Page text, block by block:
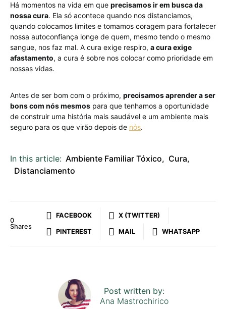
Há momentos na vida em que precisamos ir em busca da
nossa cura. Ela só acontece quando nos distanciamos,
quando colocamos limites e tomamos coragem para fortalecer
nossa autoconfiança longe de quem, mesmo tendo o mesmo
sangue, nos faz mal. A cura exige respiro, a cura exige
afastamento, a cura é sobre nos colocar como prioridade em
nossas vidas.
Antes de ser bom com o próximo, precisamos aprender a ser
bons com nós mesmos para que tenhamos a oportunidade
de construir uma história mais saudável e um ambiente mais
seguro para os que virão depois de nós.
In this article: Ambiente Familiar Tóxico, Cura,
Distanciamento
0
Shares
FACEBOOK X (TWITTER)
PINTEREST MAIL WHATSAPP
Post written by:
Ana Mastrochirico